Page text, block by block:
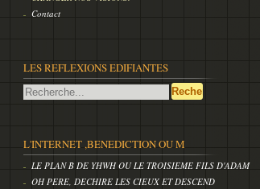
Contact
LES REFLEXIONS EDIFIANTES
L'INTERNET ,BENEDICTION OU M
LE PLAN B DE YHWH OU LE TROISIEME FILS D'ADAM
OH PERE, DECHIRE LES CIEUX ET DESCEND